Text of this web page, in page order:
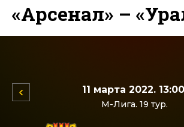
«Арсенал» –
11 марта 2022.
М-Лига. 19 тур.